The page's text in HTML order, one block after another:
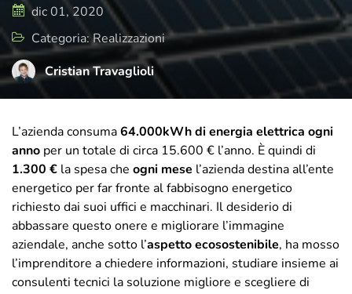
dic 01, 2020
Categoria: Realizzazioni
Cristian Travaglioli
L’azienda consuma64.000kWh di energia elettrica ogni
anno per un totale di circa 15.600 € l’anno. È quindi di
1.300 € la spesa che ogni mese l’azienda destina all’ente
energetico per far fronte al fabbisogno energetico
richiesto dai suoi uffici e macchinari. Il desiderio di
abbassare questo onere e migliorare l’immagine
aziendale, anche sotto l’aspetto ecosostenibile, ha mosso
l’imprenditore a chiedere informazioni, studiare insieme ai
consulenti tecnici la soluzione migliore e scegliere di
di cura e attenzione, rispecchia il presente
e il futuro di T-Green, ma sempre con uno
sguardo rivolto a dove tutto è iniziato.